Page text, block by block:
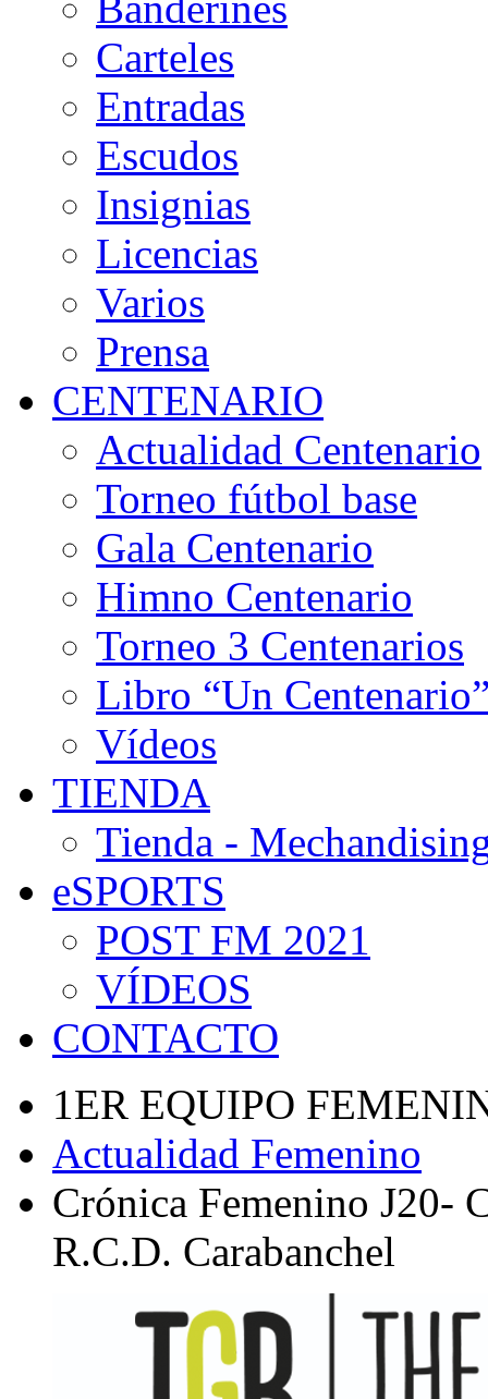
Carteles
Entradas
Escudos
Insignias
Licencias
Varios
Prensa
CENTENARIO
Actualidad Centenario
Torneo fútbol base
Gala Centenario
Himno Centenario
Torneo 3 Centenarios
Libro “Un
Vídeos
TIENDA
Tienda -
eSPORTS
POST FM 2021
VÍDEOS
CONTACTO
1ER EQUIPO
Actualidad Femenino
Crónica Femenino J20-
R.C.D. Carabanchel